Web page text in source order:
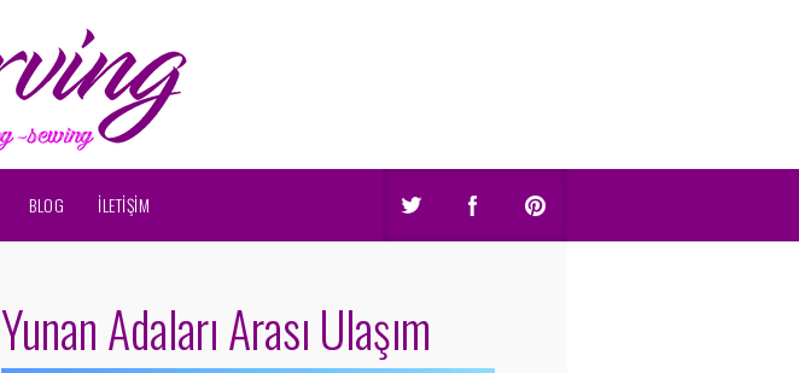
BLOG İLETİŞİM
Yunan Adaları Arası Ulaşım